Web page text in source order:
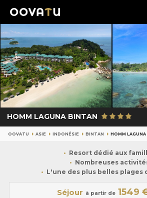
HOMM LAGUNA BINTAN
OOVATU ASIE INDONÉSIE BINTAN HOMM
Resort dédié aux
Nombreuses
L'une des plus belles plages
Séjour à partir de 1549